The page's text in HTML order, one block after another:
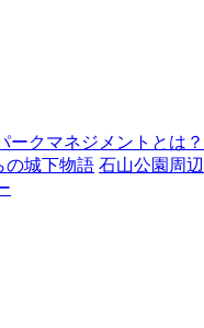
ークマネジメントとは？
の城下物語 石山公園周